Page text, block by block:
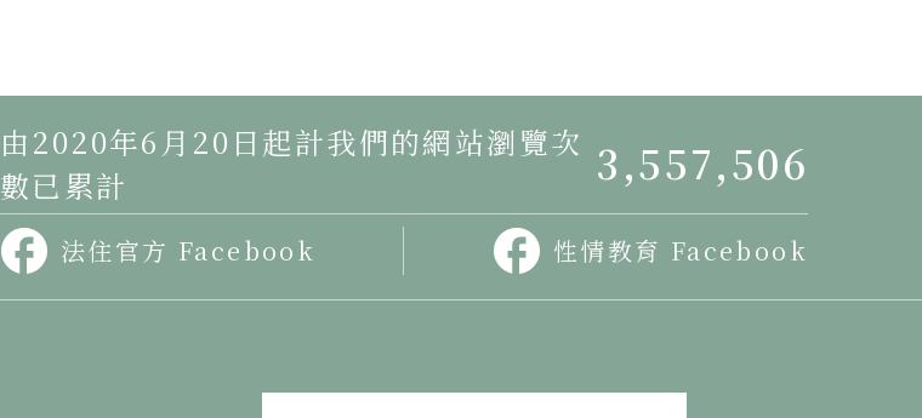
由2020年6月20日起計我們的網站瀏覽次
數已累計
3,557,506
法住官方 Facebook 性情教育 Facebook